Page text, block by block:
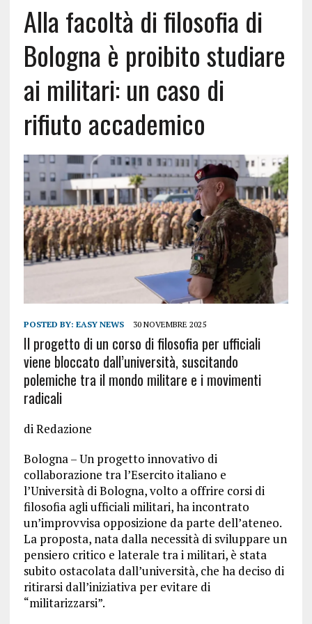
Alla facoltà di filosofia di
Bologna è proibito studiare
ai militari: un caso di
rifiuto accademico
POSTED BY: EASY NEWS 30 NOVEMBRE 2025
Il progetto di un corso di filosofia per ufficiali
viene bloccato dall’università, suscitando
polemiche tra il mondo militare e i movimenti
radicali
di Redazione
Bologna – Un progetto innovativo di
collaborazione tra l’Esercito italiano e
l’Università di Bologna, volto a offrire corsi di
filosofia agli ufficiali militari, ha incontrato
un’improvvisa opposizione da parte dell’ateneo.
La proposta, nata dalla necessità di sviluppare un
pensiero critico e laterale tra i militari, è stata
subito ostacolata dall’università, che ha deciso di
ritirarsi dall’iniziativa per evitare di
“militarizzarsi”.